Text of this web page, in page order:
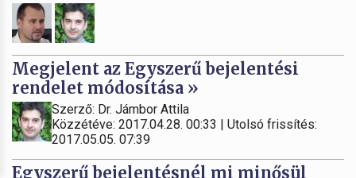
Megjelent az Egyszerű bejelentési
rendelet módosítása »
Szerző: Dr. Jámbor Attila
Közzétéve: 2017.04.28. 00:33 | Utolsó frissítés:
2017.05.05. 07:39
Egyszerű bejelentésnél mi minősül